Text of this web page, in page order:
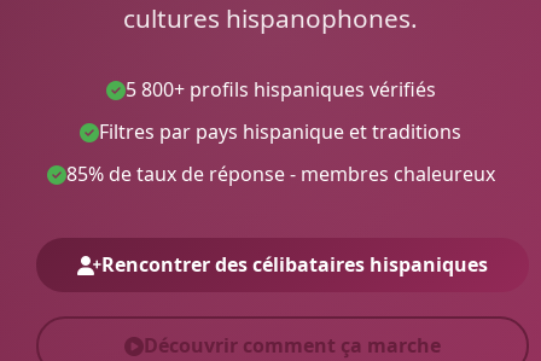
cultures hispanophones.
5 800+ profils hispaniques vérifiés
Filtres par pays hispanique et traditions
85% de taux de réponse - membres chaleureux
Rencontrer des célibataires hispaniques
Découvrir comment ça marche